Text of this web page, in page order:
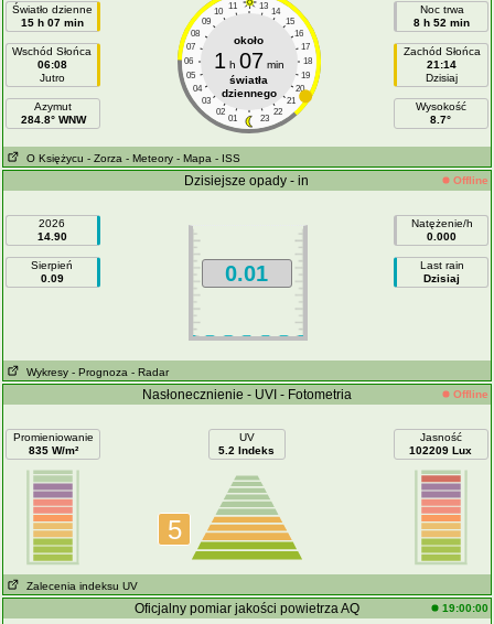
Światło dzienne
15 h 07 min
Wschód Słońca
06:08
Jutro
Azymut
284.8° WNW
11 13
10
14
09
15
08
16
07
17
06
18
05
19
04
20
03
21
02
22
01 23
około
1 h 07 min
światła
dziennego
Noc trwa
8 h 52 min
Zachód Słońca
21:14
Dzisiaj
Wysokość
8.7°
O Księżycu - Zorza - Meteory - Mapa - ISS
Dzisiejsze opady - in Offline
2026
14.90
Sierpień
0.09
0.01
Natężenie/h
0.000
Last rain
Dzisiaj
Wykresy - Prognoza - Radar
Nasłonecznienie - UVI - Fotometria Offline
Promieniowanie
835 W/m²
UV
5.2 Indeks
5
Jasność
102209 Lux
Zalecenia indeksu UV
Oficjalny pomiar jakości powietrza AQ 19:00:00